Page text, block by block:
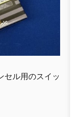
セル用のスイッ